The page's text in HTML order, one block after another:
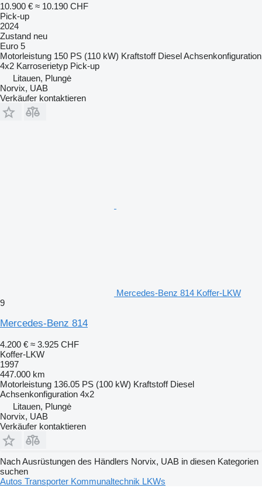
10.900 € ≈ 10.190 CHF
Pick-up
2024
Zustand neu
Euro 5
Motorleistung 150 PS (110 kW) Kraftstoff DieselAchsenkonfiguration
4x2 Karroserietyp Pick-up
Litauen, Plungė
Norvix, UAB
Verkäufer kontaktieren
Mercedes-Benz 814 Koffer-LKW
9
Mercedes-Benz 814
4.200 € ≈ 3.925 CHF
Koffer-LKW
1997
447.000 km
Motorleistung 136.05 PS (100 kW) Kraftstoff Diesel
Achsenkonfiguration 4x2
Litauen, Plungė
Norvix, UAB
Verkäufer kontaktieren
Nach Ausrüstungen des Händlers Norvix, UAB in diesen Kategorien
suchen
Autos Transporter Kommunaltechnik LKWs